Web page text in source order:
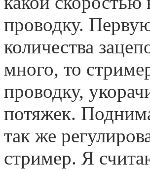
проводку.
количества
много, то
проводку,
потяжек.
так же
стример. Я